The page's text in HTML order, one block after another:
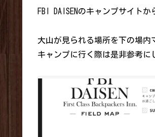
FBI DAISENのキャンプサイト
大山が見られる場所を下の場内
キャンプに行く際は是非参考に